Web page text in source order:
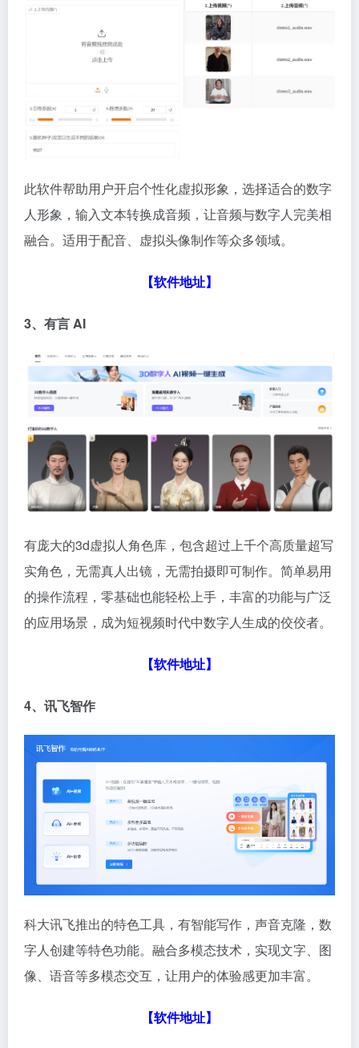
此软件帮助用户开启个性化虚拟形象，选择适合的数字
人形象，输入文本转换成音频，让音频与数字人完美相
融合。适用于配音、虚拟头像制作等众多领域。
【软件地址】
3、有言 AI
有庞大的3d虚拟人角色库，包含超过上千个高质量超写
实角色，无需真人出镜，无需拍摄即可制作。简单易用
的操作流程，零基础也能轻松上手，丰富的功能与广泛
的应用场景，成为短视频时代中数字人生成的佼佼者。
【软件地址】
4、讯飞智作
科大讯飞推出的特色工具，有智能写作，声音克隆，数
字人创建等特色功能。融合多模态技术，实现文字、图
像、语音等多模态交互，让用户的体验感更加丰富。
【软件地址】